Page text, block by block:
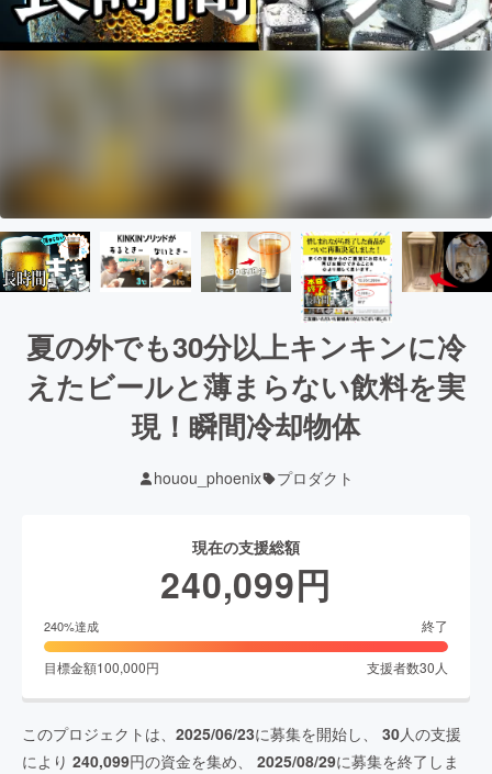
夏の外でも30分以上キンキンに冷
えたビールと薄まらない飲料を実
現！瞬間冷却物体
houou_phoenix プロダクト
現在の支援総額
240,099円
240%達成 終了
目標金額100,000円 支援者数30 人
このプロジェクトは、 2025/06/23に募集を開始し、 30人の支援
により 240,099円の資金を集め、 2025/08/29に募集を終了しま